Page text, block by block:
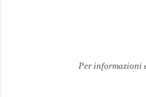
Per informazioni